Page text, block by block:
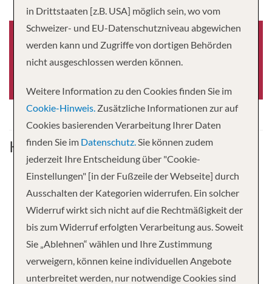
Baujahr
Kabine
in Drittstaaten [z.B. USA] möglich sein, wo vom
Schweizer- und EU-Datenschutzniveau abgewichen
werden kann und Zugriffe von dortigen Behörden
nicht ausgeschlossen werden können.
Weitere Information zu den Cookies finden Sie im
Cookie-Hinweis. Zusätzliche Informationen zur auf
Cookies basierenden Verarbeitung Ihrer Daten
finden Sie im Datenschutz.Sie können zudem
jederzeit Ihre Entscheidung über "Cookie-
Einstellungen" [in der Fußzeile der Webseite] durch
Ausschalten der Kategorien widerrufen. Ein solcher
Widerruf wirkt sich nicht auf die Rechtmäßigkeit der
bis zum Widerruf erfolgten Verarbeitung aus. Soweit
Sie „Ablehnen“ wählen und Ihre Zustimmung
verweigern, können keine individuellen Angebote
unterbreitet werden, nur notwendige Cookies sind